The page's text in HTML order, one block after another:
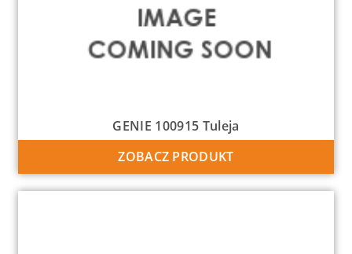
GENIE 100915 Tuleja
ZOBACZ PRODUKT